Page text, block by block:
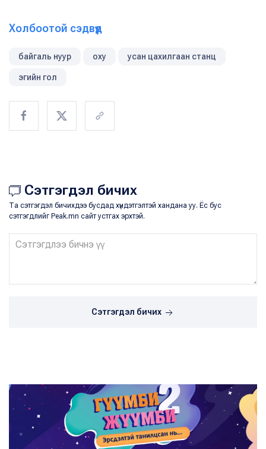
Холбоотой сэдвүүд
байгаль нуур оху усан цахилгаан станц
эгийн гол
Сэтгэгдэл бичих
Та сэтгэгдэл бичихдээ бусдад хүндэтгэлтэй хандана уу. Ёс бус
сэтгэгдлийг Peak.mn сайт устгах эрхтэй.
Сэтгэгдэл бичих